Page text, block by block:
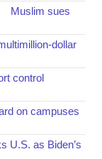
Muslim sues
dollar
control
on campuses
U.S. as Biden’s